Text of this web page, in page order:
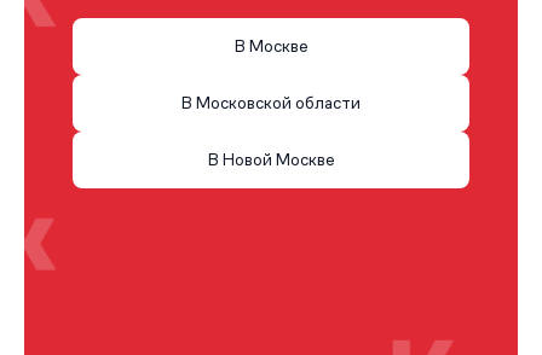
В Москве
В Московской области
В Новой Москве